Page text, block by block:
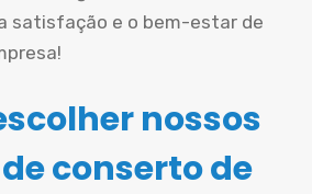
satisfação e o bem-estar de
nossos
conserto de